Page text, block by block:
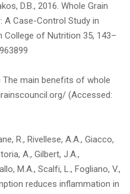
D.B., 2016. Whole Grain
A Case-Control Study in
of Nutrition 35, 143–
The main benefits of whole
(Accessed:
R., Rivellese, A.A., Giacco,
A., Gilbert, J.A.,
M.A., Scalfi, L., Fogliano, V.,
reduces inflammation in